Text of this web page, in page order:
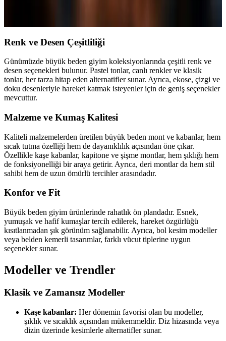
Renk ve Desen Çeşitliliği
Günümüzde büyük beden giyim koleksiyonlarında çeşitli renk ve
desen seçenekleri bulunur. Pastel tonlar, canlı renkler ve klasik
tonlar, her tarza hitap eden alternatifler sunar. Ayrıca, ekose, çizgi ve
doku desenleriyle hareket katmak isteyenler için de geniş seçenekler
mevcuttur.
Malzeme ve Kumaş Kalitesi
Kaliteli malzemelerden üretilen büyük beden mont ve kabanlar, hem
sıcak tutma özelliği hem de dayanıklılık açısından öne çıkar.
Özellikle kaşe kabanlar, kapitone ve şişme montlar, hem şıklığı hem
de fonksiyonelliği bir araya getirir. Ayrıca, deri montlar da hem stil
sahibi hem de uzun ömürlü tercihler arasındadır.
Konfor ve Fit
Büyük beden giyim ürünlerinde rahatlık ön plandadır. Esnek,
yumuşak ve hafif kumaşlar tercih edilerek, hareket özgürlüğü
kısıtlanmadan şık görünüm sağlanabilir. Ayrıca, bol kesim modeller
veya belden kemerli tasarımlar, farklı vücut tiplerine uygun
seçenekler sunar.
Modeller ve Trendler
Klasik ve Zamansız Modeller
Kaşe kabanlar: Her dönemin favorisi olan bu modeller,
şıklık ve sıcaklık açısından mükemmeldir. Diz hizasında veya
dizin üzerinde kesimlerle alternatifler sunar.